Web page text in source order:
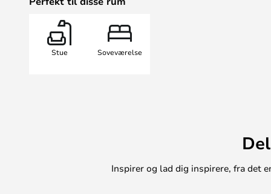
look, kan lampen anvendes i
spisestuen til caféer. .
Stue Soveværelse
Inspirer og lad dig inspirere, fra det